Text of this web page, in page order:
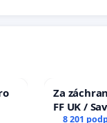
Za
FF UK /
the
8 201